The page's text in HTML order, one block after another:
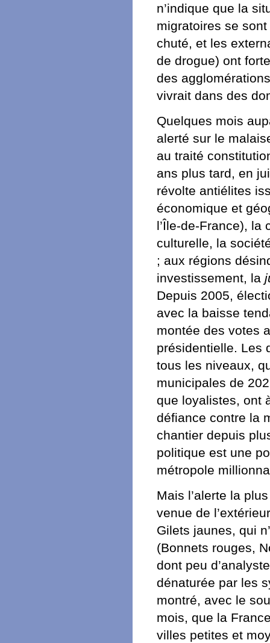
n’indique que la
migratoires se
chuté, et les
de drogue) ont
des
vivrait dans des
Quelques mois
alerté sur le
au traité
ans plus tard, en
révolte antiélites
économique et
l’Île-de-France), la
culturelle, la
; aux régions
investissement, la
Depuis 2005,
avec la baisse
montée des votes
présidentielle. Les
tous les niveaux,
municipales de
que loyalistes, ont
défiance contre la
chantier depuis
politique est une
métropole
Mais l’alerte la
venue de
Gilets jaunes, qui
(Bonnets rouges,
dont peu
dénaturée par les
montré, avec le
mois, que la
villes petites et